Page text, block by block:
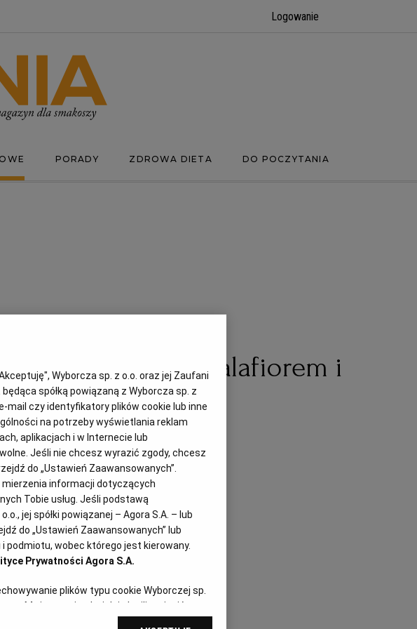
Logowanie
PORADY ZDROWA DIETA DO POCZYTANIA
z pieczonym kalafiorem i
15.06.2026
Wyborcza sp. z o.o. oraz jej Zaufani
spółką powiązaną z Wyborcza sp. z
mail czy identyfikatory plików cookie lub inne
na potrzeby wyświetlania reklam
aplikacjach i w Internecie lub
Jeśli nie chcesz wyrazić zgody, chcesz
do „Ustawień Zaawansowanych”.
informacji dotyczących
Tobie usług. Jeśli podstawą
jej spółki powiązanej – Agora S.A. – lub
do „Ustawień Zaawansowanych” lub
wobec którego jest kierowany.
Prywatności Agora S.A.
plików typu cookie Wyborczej sp.
Możesz też w każdej chwili zmienić
Twoimi preferencjami dot.